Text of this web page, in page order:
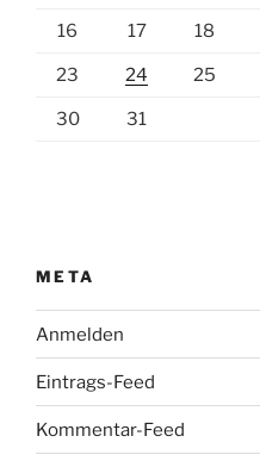
16 17 18
23 24 25
30 31
META
Anmelden
Eintrags-Feed
Kommentar-Feed